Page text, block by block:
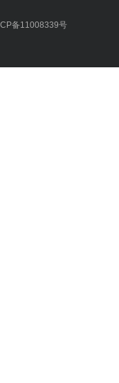
备11008339号